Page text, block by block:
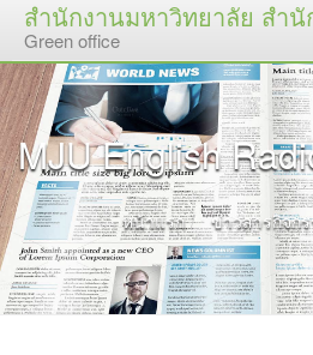
สำนักงานมหาวิทยาลัย สำ
Green office
MJU English
หน้าแรก ข่าวสารกิจก